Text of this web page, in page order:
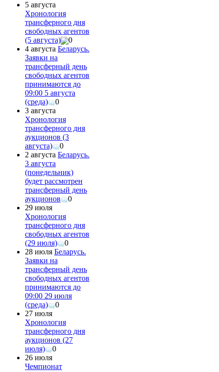
5 августа
Хронология
трансферного дня
свободных агентов
(5 августа)
0
4 августа Беларусь.
Заявки на
трансферный день
свободных агентов
принимаются до
09:00 5 августа
(среда)
0
3 августа
Хронология
трансферного дня
аукционов (3
августа)
0
2 августа Беларусь.
3 августа
(понедельник)
будет рассмотрен
трансферный день
аукционов
0
29 июля
Хронология
трансферного дня
свободных агентов
(29 июля)
0
28 июля Беларусь.
Заявки на
трансферный день
свободных агентов
принимаются до
09:00 29 июля
(среда)
0
27 июля
Хронология
трансферного дня
аукционов (27
июля)
0
26 июля
Чемпионат